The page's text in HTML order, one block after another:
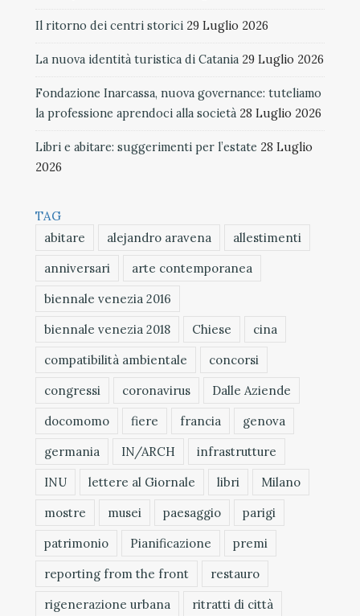
Il ritorno dei centri storici 29 Luglio 2026
La nuova identità turistica di Catania 29 Luglio 2026
Fondazione Inarcassa, nuova governance: tuteliamo
la professione aprendoci alla società 28 Luglio 2026
Libri e abitare: suggerimenti per l’estate 28 Luglio
2026
TAG
abitare
alejandro aravena
allestimenti
anniversari
arte contemporanea
biennale venezia 2016
biennale venezia 2018
Chiese
cina
compatibilità ambientale
concorsi
congressi
coronavirus
Dalle Aziende
docomomo
fiere francia
genova
germania
IN/ARCH
infrastrutture
INU
lettere al Giornale libri
Milano
mostre
musei paesaggio
parigi
patrimonio
Pianificazione
premi
reporting from the front
restauro
rigenerazione urbana
ritratti di città